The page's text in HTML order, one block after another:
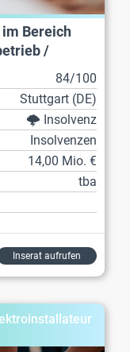
im Bereich
/
84/100
Stuttgart (DE)
🌩️ Insolvenz
Insolvenzen
14,00 Mio. €
tba
Inserat aufrufen